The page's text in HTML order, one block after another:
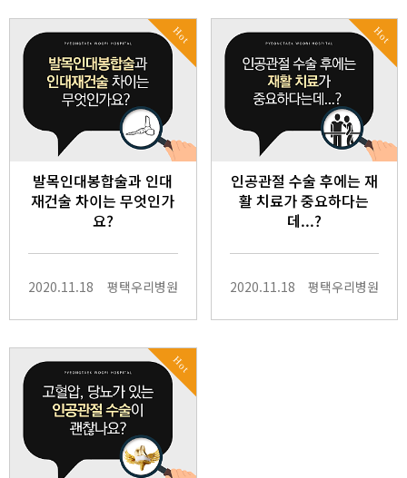
Hot
발목인대봉합술과 인대
재건술 차이는 무엇인가
요?
2020.11.18 평택우리병원
Hot
인공관절 수술 후에는 재
활 치료가 중요하다는
데...?
2020.11.18 평택우리병원
Hot